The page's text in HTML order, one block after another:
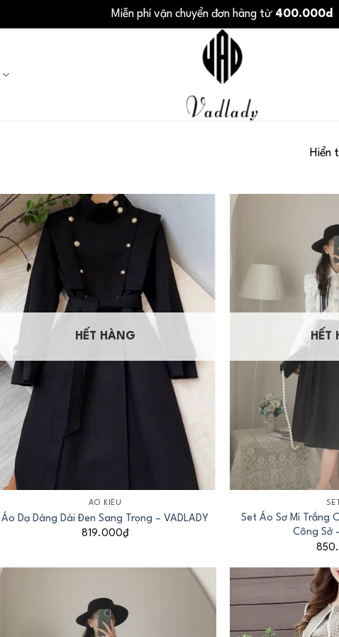
Miễn phí vận chuyển đơn hàng từ 400.000d
Hiển
+
HẾT HÀNG
ÁO KIỂU
Áo Dạ Dáng Dài Đen Sang Trọng – VADLADY
819.000₫
HẾT
Set Áo Sơ Mi Trắng
Công Sở